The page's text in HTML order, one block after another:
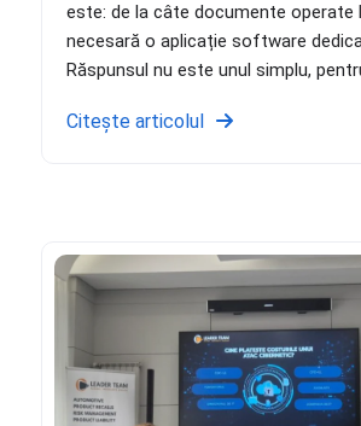
este: de la câte documente operate
necesară o aplicație software
Răspunsul nu este unul simplu,
Citește articolul